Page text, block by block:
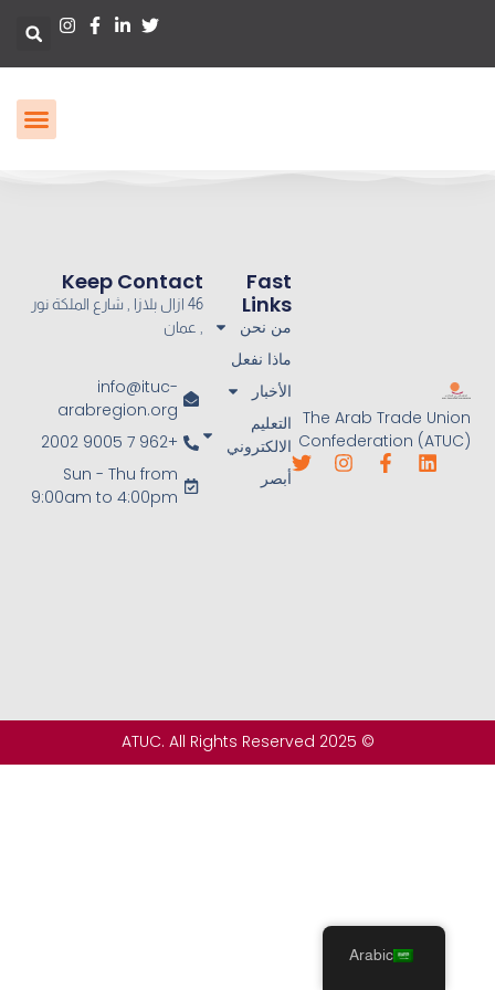
The Arab Trade Union
Confederation (ATUC)
Fast
Links
من نحن
ماذا نفعل
الأخبار
التعليم
الالكتروني
أبصر
Keep Contact
46 ازال بلازا , شارع الملكة نور
, عمان
info@ituc-
arabregion.org
+962 7 9005 2002
Sun - Thu from
9:00am to 4:00pm
© 2025 ATUC. All Rights Reserved
Arabic